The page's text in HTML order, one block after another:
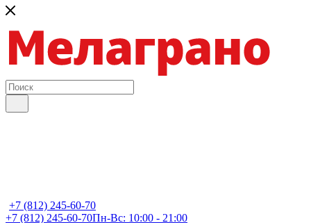
+7 (812) 245-60-70
+7 (812) 245-60-70Пн-Вс: 10:00 - 21:00